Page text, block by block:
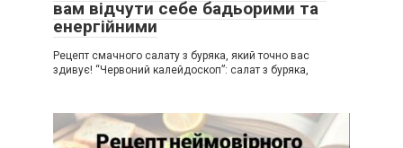
вам відчути себе бадьорими та
енергійними
Рецепт смачного салату з буряка, який точно вас
здивує! “Червоний калейдоскоп”: салат з буряка,